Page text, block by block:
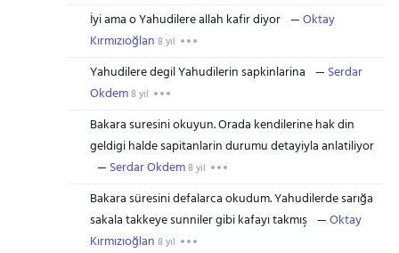
İyi ama o Yahudilere allah kafir diyor
Oktay
Kırmızıoğlan 8 yıl
Yahudilere degil Yahudilerin sapkinlarina
Serdar
Okdem8 yıl
Bakara suresini okuyun. Orada kendilerine hak din
geldigi halde sapitanlarin durumu detayiyla anlatiliyor
Serdar Okdem8 yıl
Bakara süresini defalarca okudum. Yahudilerde sarığa
sakala takkeye sunniler gibi kafayı takmış
Oktay
Kırmızıoğlan 8 yıl